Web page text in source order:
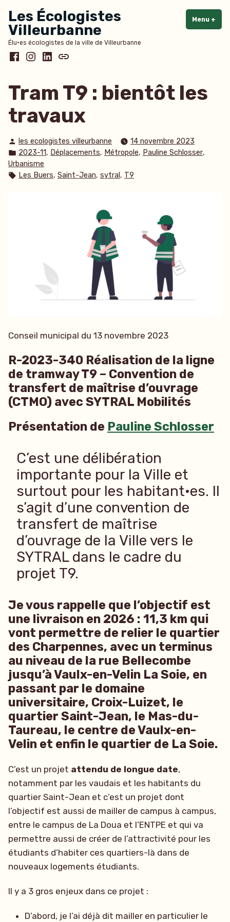
au
contenu
Les Écologistes
Villeurbanne
Élu·es écologistes de la ville de Villeurbanne
Menu +
Facebook
Instagram
LinkedInBluesky
Tram T9 : bientôt les
travaux
Publié
par
les ecologistes villeurbanne
14 novembre 2023
Publié
dans
2023-11, Déplacements, Métropole, Pauline Schlosser,
Urbanisme
Étiquettes :
Les Buers, Saint-Jean, sytral , T9
Conseil municipal du 13 novembre 2023
R-2023-340 Réalisation de la ligne
de tramway T9 – Convention de
transfert de maîtrise d’ouvrage
(CTMO) avec SYTRAL Mobilités
Présentation de Pauline Schlosser
C’est une délibération
importante pour la Ville et
surtout pour les habitant·es. Il
s’agit d’une convention de
transfert de maîtrise
d’ouvrage de la Ville vers le
SYTRAL dans le cadre du
projet T9.
Je vous rappelle que l’objectif est
une livraison en 2026 : 11,3 km qui
vont permettre de relier le quartier
des Charpennes, avec un terminus
au niveau de la rue Bellecombe
jusqu’à Vaulx-en-Velin La Soie, en
passant par le domaine
universitaire, Croix-Luizet, le
quartier Saint-Jean, le Mas-du-
Taureau, le centre de Vaulx-en-
Velin et enfin le quartier de La Soie.
C’est un projet attendu de longue date,
notamment par les vaudais et les habitants du
quartier Saint-Jean et c’est un projet dont
l’objectif est aussi de mailler de campus à campus,
entre le campus de La Doua et l’ENTPE et qui va
permettre aussi de créer de l’attractivité pour les
étudiants d’habiter ces quartiers-là dans de
nouveaux logements étudiants.
Il y a 3 gros enjeux dans ce projet :
D’abord, je l’ai déjà dit mailler en particulier le